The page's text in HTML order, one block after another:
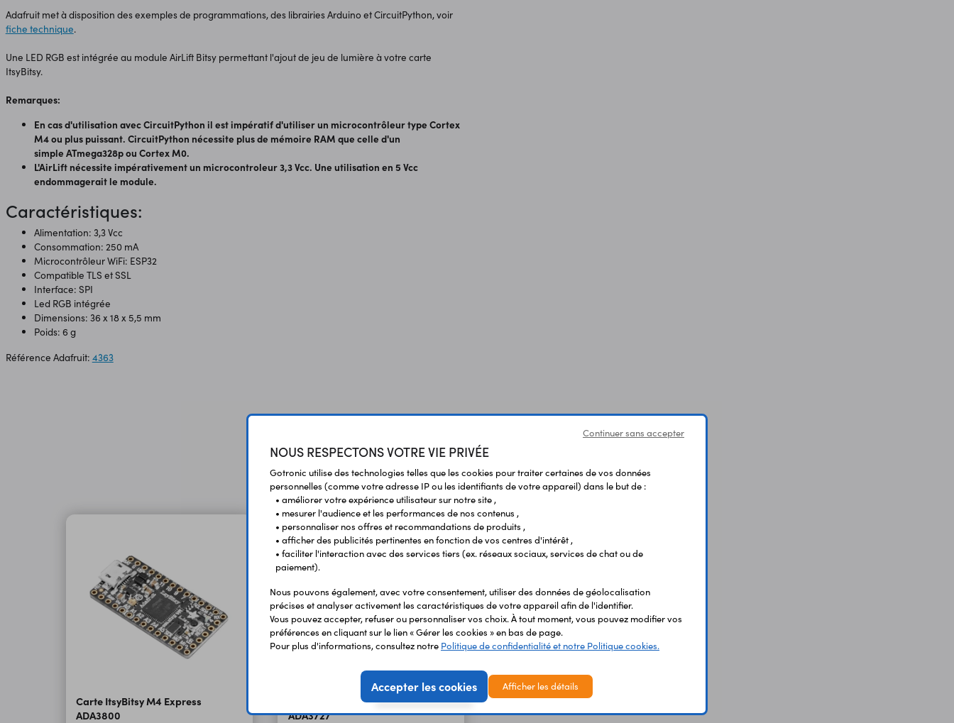
Adafruit met à disposition des exemples de programmations, des librairies Arduino et CircuitPython, voir
fiche technique.
Une LED RGB est intégrée au module AirLift Bitsy permettant l'ajout de jeu de lumière à votre carte
ItsyBitsy.
Remarques:
En cas d'utilisation avec CircuitPython il est impératif d'utiliser un microcontrôleur type Cortex
M4 ou plus puissant. CircuitPython nécessite plus de mémoire RAM que celle d'un
simple ATmega328p ou Cortex M0.
L'AirLift nécessite impérativement un microcontroleur 3,3 Vcc. Une utilisation en 5 Vcc
endommagerait le module.
Caractéristiques:
Alimentation: 3,3 Vcc
Consommation: 250 mA
Microcontrôleur WiFi: ESP32
Compatible TLS et SSL
Interface: SPI
Led RGB intégrée
​Dimensions: 36 x 18 x 5,5 mm
Poids: 6 g
Référence Adafruit: 4363
Produits liés à cet article
Carte ItsyBitsy M4 Express
ADA3800
Carte ItsyBitsy M0 Express
ADA3727
Continuer sans accepter
NOUS RESPECTONS VOTRE VIE PRIVÉE
Gotronic utilise des technologies telles que les cookies pour traiter certaines de vos données
personnelles (comme votre adresse IP ou les identifiants de votre appareil) dans le but de :
• améliorer votre expérience utilisateur sur notre site ,
• mesurer l'audience et les performances de nos contenus ,
• personnaliser nos offres et recommandations de produits ,
• afficher des publicités pertinentes en fonction de vos centres d'intérêt ,
• faciliter l'interaction avec des services tiers (ex. réseaux sociaux, services de chat ou de
paiement).
Nous pouvons également, avec votre consentement, utiliser des données de géolocalisation
précises et analyser activement les caractéristiques de votre appareil afin de l'identifier.
Vous pouvez accepter, refuser ou personnaliser vos choix. À tout moment, vous pouvez modifier vos
préférences en cliquant sur le lien « Gérer les cookies » en bas de page.
Pour plus d'informations, consultez notre Politique de confidentialité et notre Politique cookies.
Accepter les cookies Afficher les détails